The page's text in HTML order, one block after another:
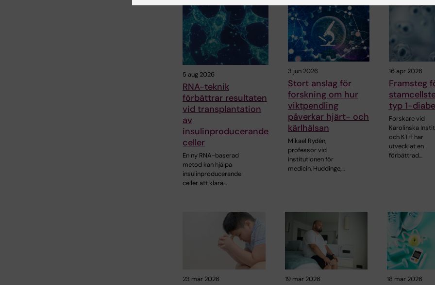
5 aug 2026
RNA-teknik
förbättrar resultaten
vid transplantation
av
insulinproducerande
celler
En ny RNA-baserad
metod kan hjälpa
insulinproducerande
celler att klara…
3 jun 2026
Stort anslag för
forskning om hur
viktpendling
påverkar hjärt- och
kärlhälsan
Mikael Rydén,
professor vid
institutionen för
medicin, Huddinge,…
16 apr 2026
Framsteg
typ 1-
Forskare vid
Karolinska
och KTH har
utvecklat en
förbättrad…
23 mar 2026 19 mar 2026 18 mar 2026